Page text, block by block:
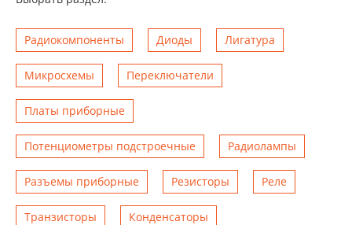
Радиокомпоненты Диоды Лигатура
Микросхемы Переключатели
Платы приборные
Потенциометры подстроечные Радиолампы
Разъемы приборные Резисторы Реле
Транзисторы Конденсаторы